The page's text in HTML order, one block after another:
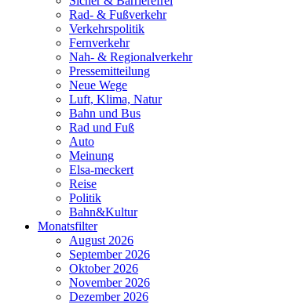
Rad- & Fußverkehr
Verkehrspolitik
Fernverkehr
Nah- & Regionalverkehr
Pressemitteilung
Neue Wege
Luft, Klima, Natur
Bahn und Bus
Rad und Fuß
Auto
Meinung
Elsa-meckert
Reise
Politik
Bahn&Kultur
Monatsfilter
August 2026
September 2026
Oktober 2026
November 2026
Dezember 2026